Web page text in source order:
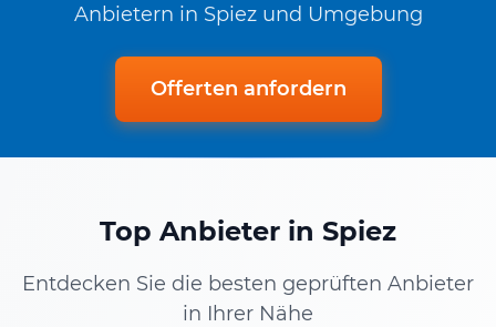
Anbietern in Spiez und Umgebung
Offerten anfordern
Top Anbieter in Spiez
Entdecken Sie die besten geprüften Anbieter
in Ihrer Nähe